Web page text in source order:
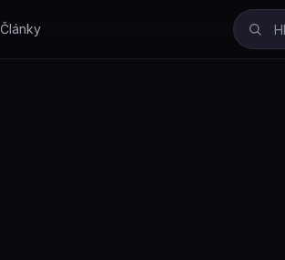
Články